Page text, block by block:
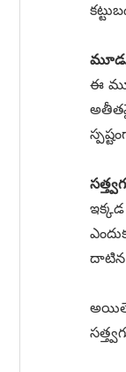
ఈ
దాటిన